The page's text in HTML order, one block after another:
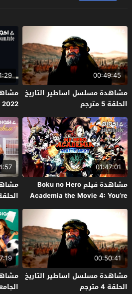
00:49:45
مشاهدة مسلسل اساطير التاريخ
الحلقة 5 مترجم
2022 مترجم
01:47:01
مشاهدة فيلم Boku no Hero
Academia the Movie 4: You’re
Next 2024 مترجم
الحلقة 4
00:50:41
مشاهدة مسلسل اساطير التاريخ
الحلقة 4 مترجم